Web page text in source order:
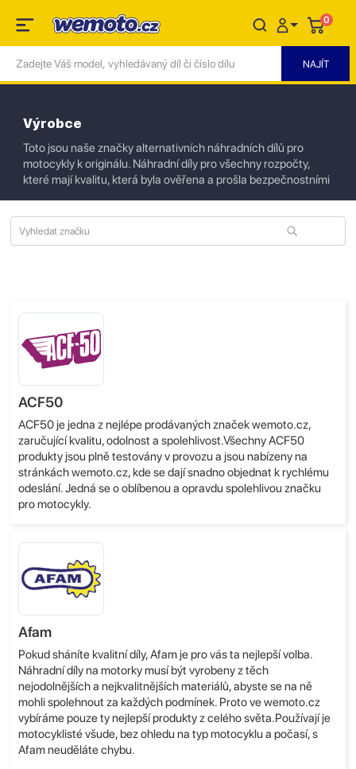
0
Výrobce
Toto jsou naše značky alternativních náhradních dílů pro
motocykly k originálu. Náhradní díly pro všechny rozpočty,
které mají kvalitu, která byla ověřena a prošla bezpečnostními
ACF50
ACF50 je jedna z nejlépe prodávaných značek wemoto.cz,
zaručující kvalitu, odolnost a spolehlivost.Všechny ACF50
produkty jsou plně testovány v provozu a jsou nabízeny na
stránkách wemoto.cz, kde se dají snadno objednat k rychlému
odeslání. Jedná se o oblíbenou a opravdu spolehlivou značku
pro motocykly.
Afam
Pokud sháníte kvalitní díly, Afam je pro vás ta nejlepší volba.
Náhradní díly na motorky musí být vyrobeny z těch
nejodolnějších a nejkvalitnějších materiálů, abyste se na ně
mohli spolehnout za každých podmínek. Proto ve wemoto.cz
vybíráme pouze ty nejlepší produkty z celého světa.Používají je
motocyklisté všude, bez ohledu na typ motocyklu a počasí, s
Afam neuděláte chybu.